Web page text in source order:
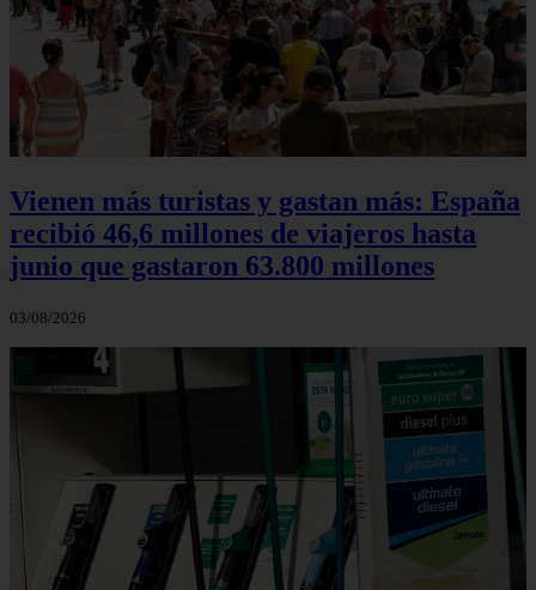
Vienen más turistas y gastan más: España
recibió 46,6 millones de viajeros hasta
junio que gastaron 63.800 millones
03/08/2026